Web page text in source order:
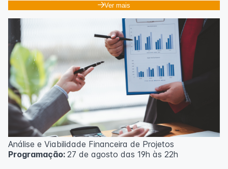
Ver mais
Análise e Viabilidade Financeira de Projetos
Programação: 27 de agosto das 19h às 22h